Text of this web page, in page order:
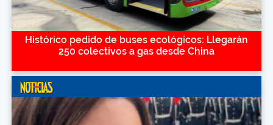
Histórico pedido de buses ecológicos: Llegarán
250 colectivos a gas desde China